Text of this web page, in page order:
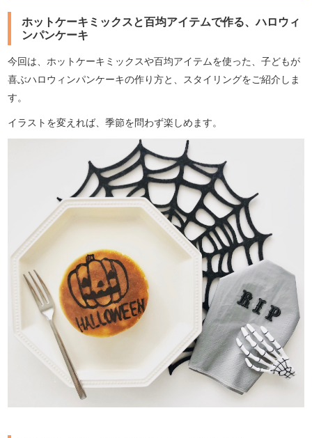
ホットケーキミックスと百均アイテムで作る、ハロウィ
ンパンケーキ
今回は、ホットケーキミックスや百均アイテムを使った、子どもが
喜ぶハロウィンパンケーキの作り方と、スタイリングをご紹介しま
す。
イラストを変えれば、季節を問わず楽しめます。